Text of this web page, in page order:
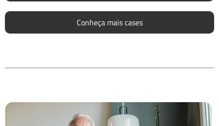
Conheça mais cases